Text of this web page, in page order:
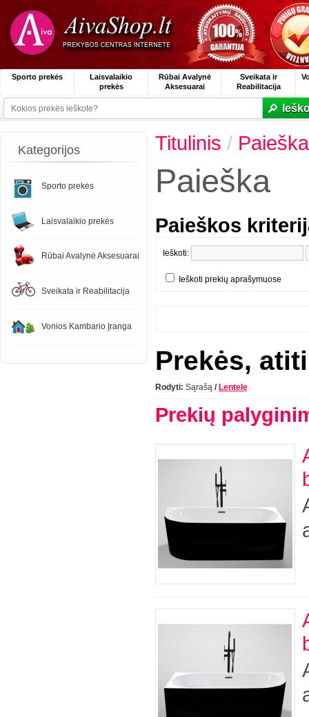
Sporto prekės
Laisvalaikio
prekės
Rūbai Avalynė
Aksesuarai
Sveikata ir
Reabilitacija
Kategorijos
Sporto prekės
Laisvalaikio prekės
Rūbai Avalynė Aksesuarai
Sveikata ir Reabilitacija
Vonios Kambario Įranga
Titulinis / Paieška
Paieška
Paieškos
Ieškoti:
Ieškoti prekių aprašymuose
Prekės,
Rodyti: Sąrašą / Lentelę
Prekių